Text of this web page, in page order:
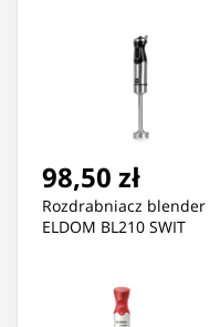
98,50 zł
Rozdrabniacz blender
ELDOM BL210 SWIT